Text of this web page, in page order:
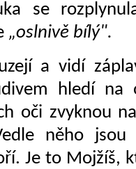
se
„oslnivě bílý".
a vidí
hledí na
oči zvyk­nou
něho
Je to Mojžíš,